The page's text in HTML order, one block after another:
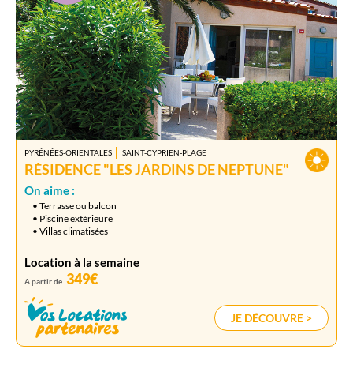
PYRÉNÉES-ORIENTALES SAINT-CYPRIEN-PLAGE
RÉSIDENCE "LES JARDINS DE NEPTUNE"
On aime :
• Terrasse ou balcon
• Piscine extérieure
• Villas climatisées
Location à la semaine
A partir de 349€
JE DÉCOUVRE >